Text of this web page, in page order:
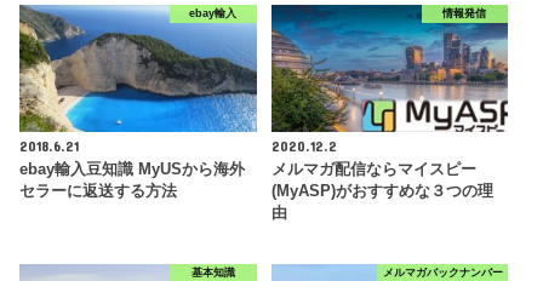
ebay輸入
2018.6.21
ebay輸入豆知識 MyUSから海外
セラーに返送する方法
情報発信
2020.12.2
メルマガ配信ならマイスピー
(MyASP)がおすすめな３つの理
由
基本知識 メルマガバックナンバー